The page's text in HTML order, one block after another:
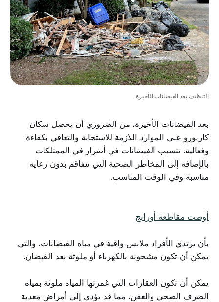
التنظيف بعد الفيضانات الأخيرة
بعد الفيضانات الأخيرة، من الضروري أن يحصل سكان
كاربورو على الموارد اللازمة للاستجابة والتعافي بكفاءة
وفعالية. تتسبب الفيضانات في أضرار في الممتلكات
بالإضافة إلى المخاطر الصحية التي تتفاقم بدون رعاية
مناسبة وفي الوقت المناسب.
أوصت مقاطعة أورانج
بأن يرتدي الأفراد ملابس واقية في مياه الفيضانات، والتي
يمكن أن تكون مشحونة بالكهرباء أو ملوثة بعد الفيضان.
يمكن أن تكون العقارات التي غمرتها المياه ملوثة بمياه
الصرف الصحي والعفن، مما قد يؤدي إلى أمراض معدية